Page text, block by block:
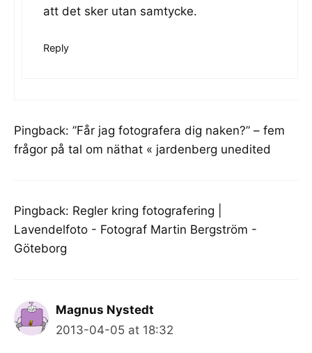
att det sker utan samtycke.
Reply
Pingback: ”Får jag fotografera dig naken?” – fem
frågor på tal om näthat « jardenberg unedited
Pingback: Regler kring fotografering |
Lavendelfoto - Fotograf Martin Bergström -
Göteborg
Magnus Nystedt
2013-04-05 at 18:32